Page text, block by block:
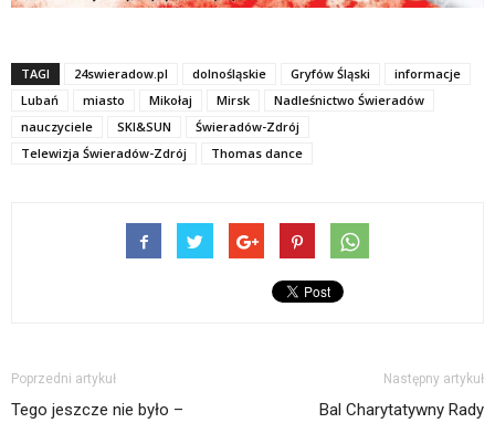
TAGI 24swieradow.pl dolnośląskie Gryfów Śląski
informacje
Lubań
miasto Mikołaj Mirsk
Nadleśnictwo Świeradów
nauczyciele
SKI&SUN
Świeradów-Zdrój
Telewizja Świeradów-Zdrój
Thomas dance
Poprzedni artykuł
Tego jeszcze nie było –
Następny artykuł
Bal Charytatywny Rady